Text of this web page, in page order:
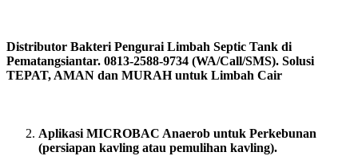
Distributor Bakteri Pengurai Limbah Septic Tank di
Pematangsiantar. 0813-2588-9734 (WA/Call/SMS). Solusi
TEPAT, AMAN dan MURAH untuk Limbah Cair
Aplikasi MICROBAC Anaerob untuk Perkebunan
(persiapan kavling atau pemulihan kavling).